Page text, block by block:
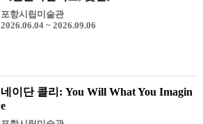
포항시립미술관
2026.06.04 ~ 2026.09.06
네이단 콜리: You Will What You Imagin
e